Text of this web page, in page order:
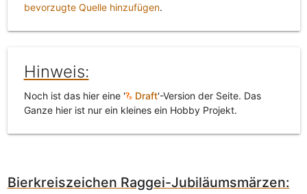
bevorzugte Quelle hinzufügen.
Hinweis:
Noch ist das hier eine ' Draft'-Version der Seite. Das
Ganze hier ist nur ein kleines ein Hobby Projekt.
Bierkreiszeichen Raggei-Jubiläumsmärzen: